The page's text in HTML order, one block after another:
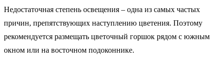
Недостаточная степень освещения – одна из самых частых
причин, препятствующих наступлению цветения. Поэтому
рекомендуется размещать цветочный горшок рядом с южным
окном или на восточном подоконнике.